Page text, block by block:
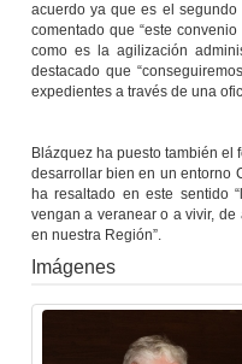
acuerdo ya que es el
comentado que “este
como es la agilización
destacado que
expedientes a través de una
Blázquez ha puesto también
desarrollar bien en un entorno
ha resaltado en este sentido
vengan a veranear o a vivir,
en nuestra Región”.
Imágenes